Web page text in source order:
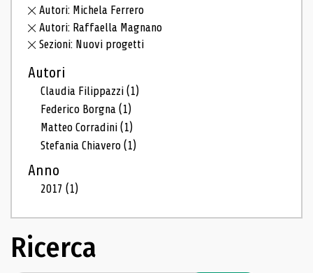
Autori: Michela Ferrero
Autori: Raffaella Magnano
Sezioni: Nuovi progetti
Autori
Claudia Filippazzi(1)
Federico Borgna(1)
Matteo Corradini(1)
Stefania Chiavero(1)
Anno
2017(1)
Ricerca